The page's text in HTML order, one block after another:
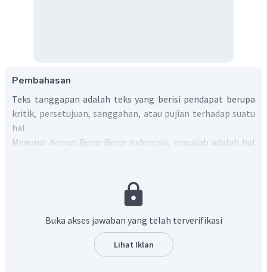
Pembahasan
Teks tanggapan adalah teks yang berisi pendapat berupa
kritik, persetujuan, sanggahan, atau pujian terhadap suatu
hal.
Menurut Kamus Besar Besar Indonesia , masalah adalah hal
dibahas dalam teks tanggapan tersebut, kita harus
membaca teks secara saksama. Pada teks tersebut
“Impor bawang putih dari Cina menguntungkan
Buka akses jawaban yang telah terverifikasi
Lihat Iklan